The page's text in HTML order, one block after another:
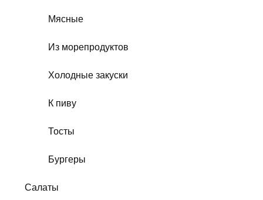
Мясные
Из морепродуктов
Холодные закуски
К пиву
Тосты
Бургеры
Салаты